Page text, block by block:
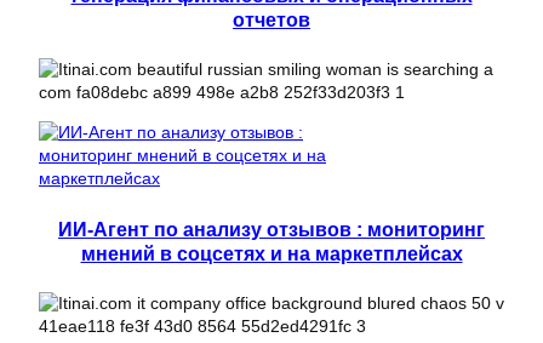
отчетов
ИИ-Агент по анализу отзывов : мониторинг
мнений в соцсетях и на маркетплейсах